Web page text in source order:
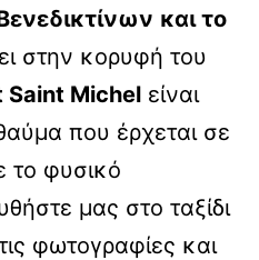
και το
στην κορυφή του
Saint Michel είναι
που έρχεται σε
το φυσικό
μας στο ταξίδι
φωτογραφίες και